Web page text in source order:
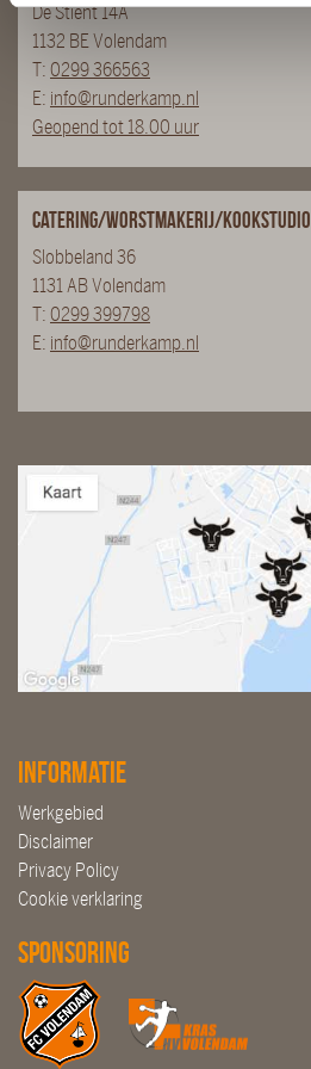
De Stient 14A
1132 BE Volendam
T: 0299 366563
E: info@runderkamp.nl
Geopend tot 18.00 uur
Catering/Worstmakerij/Kookstudio
Slobbeland 36
1131 AB Volendam
T: 0299 399798
E: info@runderkamp.nl
Informatie
Werkgebied
Disclaimer
Privacy Policy
Cookie verklaring
Sponsoring